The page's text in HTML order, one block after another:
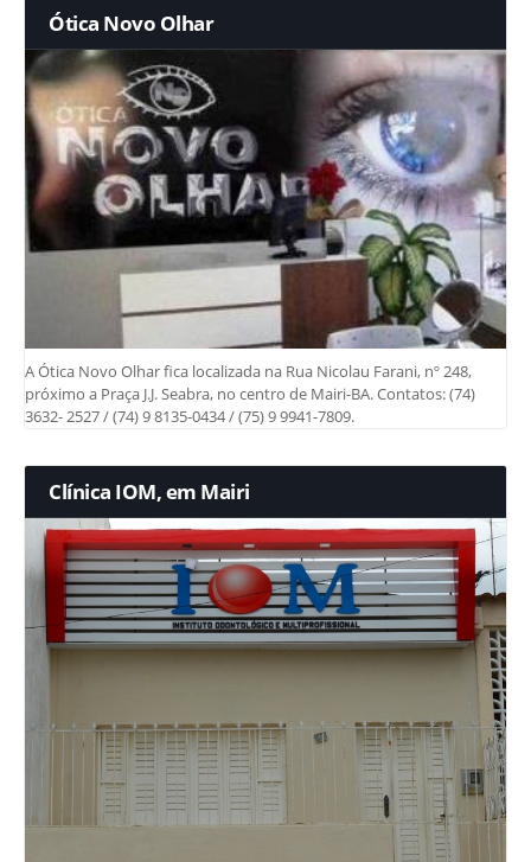
Ótica Novo Olhar
A Ótica Novo Olhar fica localizada na Rua Nicolau Farani, nº 248,
próximo a Praça J.J. Seabra, no centro de Mairi-BA. Contatos: (74)
3632- 2527 / (74) 9 8135-0434 / (75) 9 9941-7809.
Clínica IOM, em Mairi